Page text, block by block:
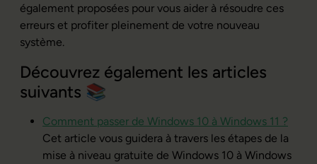
également proposées pour vous aider à résoudre ces
erreurs et profiter pleinement de votre nouveau
système.
Découvrez également les articles
suivants 📚
Comment passer de Windows 10 à Windows 11 ?
Cet article vous guidera à travers les étapes de la
mise à niveau gratuite de Windows 10 à Windows